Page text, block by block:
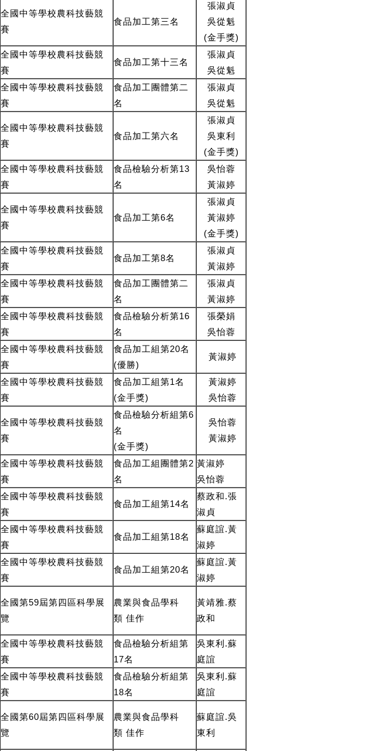
全國中等學校農科技藝競
賽
食品加工第三名
張淑貞
吳從魁
(金手獎)
全國中等學校農科技藝競
賽
食品加工第十三名
張淑貞
吳從魁
全國中等學校農科技藝競
賽
食品加工團體第二
名
張淑貞
吳從魁
全國中等學校農科技藝競
賽
食品加工第六名
張淑貞
吳東利
(金手獎)
全國中等學校農科技藝競
賽
食品檢驗分析第13
名
吳怡蓉
黃淑婷
全國中等學校農科技藝競
賽
食品加工第6名
張淑貞
黃淑婷
(金手獎)
全國中等學校農科技藝競
賽
食品加工第8名
張淑貞
黃淑婷
全國中等學校農科技藝競
賽
食品加工團體第二
名
張淑貞
黃淑婷
全國中等學校農科技藝競
賽
食品檢驗分析第16
名
張榮娟
吳怡蓉
全國中等學校農科技藝競
賽
食品加工組第20名
(優勝)
黃淑婷
全國中等學校農科技藝競
賽
食品加工組第1名
(金手獎)
黃淑婷
吳怡蓉
全國中等學校農科技藝競
賽
食品檢驗分析組第6
名
(金手獎)
吳怡蓉
黃淑婷
全國中等學校農科技藝競
賽
食品加工組團體第2
名
黃淑婷
吳怡蓉
全國中等學校農科技藝競
賽
食品加工組第14名
蔡政和.張
淑貞
全國中等學校農科技藝競
賽
食品加工組第18名
蘇庭誼.黃
淑婷
全國中等學校農科技藝競
賽
食品加工組第20名
蘇庭誼.黃
淑婷
全國第59屆第四區科學展
覽
農業與食品學科
類 佳作
黃靖雅.蔡
政和
全國中等學校農科技藝競
賽
食品檢驗分析組第
17名
吳東利.蘇
庭誼
全國中等學校農科技藝競
賽
食品檢驗分析組第
18名
吳東利.蘇
庭誼
全國第60屆第四區科學展
覽
農業與食品學科
類 佳作
蘇庭誼.吳
東利